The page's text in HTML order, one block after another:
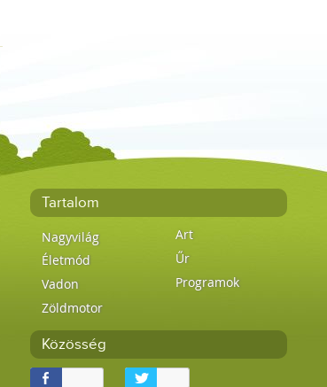
Tartalom
Nagyvilág
Életmód
Vadon
Zöldmotor
Art
Űr
Programok
Közösség